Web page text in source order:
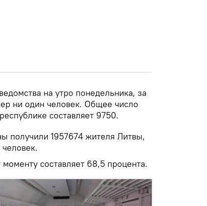
на утро понедельника, за
ни один человек. Общее число
составляет 9750.
получили 1957674 жителя Литвы,
составляет 68,5 процента.